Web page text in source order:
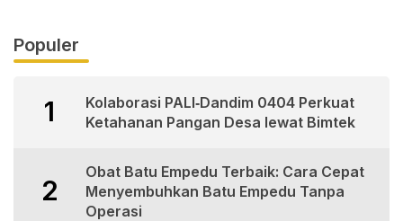
Populer
1
Kolaborasi PALI‑Dandim 0404 Perkuat
Ketahanan Pangan Desa lewat Bimtek
2
Obat Batu Empedu Terbaik: Cara Cepat
Menyembuhkan Batu Empedu Tanpa
Operasi